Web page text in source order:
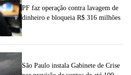
PF faz operação contra lavagem de
dinheiro e bloqueia R$ 316 milhões
São Paulo instala Gabinete de Crise